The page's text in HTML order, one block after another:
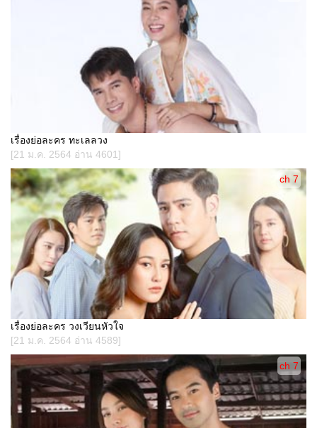
เรื่องย่อละคร ทะเลลวง
[21 ม.ค. 2564 อ่าน 4601]
เรื่องย่อละคร วงเวียนหัวใจ
[21 ม.ค. 2564 อ่าน 4589]
ch 7
ch 7